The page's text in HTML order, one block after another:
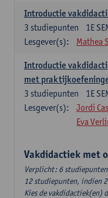
Introductie
1E
3 studiepunten
Lesgever(s):
Mathea
Introductie
met
1E
3 studiepunten
Lesgever(s):
Jordi
Eva
Vakdidactiek met
Verplicht: 6
12 studiepunten, indien
Kies de